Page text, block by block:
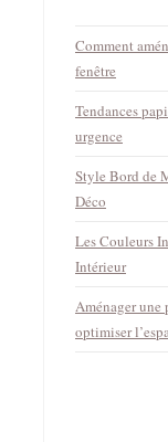
Comment
fenêtre
Tendances
urgence
Style Bord de
Déco
Les Couleurs
Intérieur
Aménager une
optimiser